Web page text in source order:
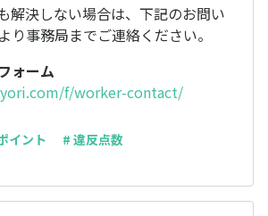
解決しない場合は、下記のお問い
り事務局までご連絡ください。
ォーム
f/worker-contact/
イント # 違反点数